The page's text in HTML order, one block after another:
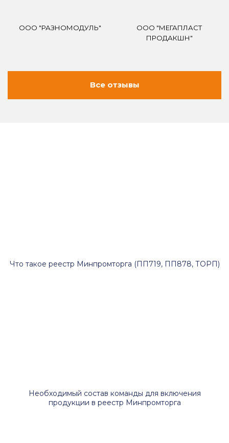
ООО "РАЗНОМОДУЛЬ"
ООО "МЕГАПЛАСТ
ПРОДАКШН"
Все отзывы
Что такое реестр Минпромторга (ПП719, ПП878, ТОРП)
Необходимый состав команды для включения
продукции в реестр Минпромторга